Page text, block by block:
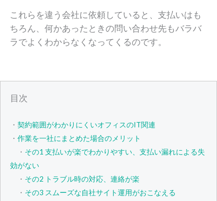
これらを違う会社に依頼していると、支払いはも
ちろん、何かあったときの問い合わせ先もバラバ
ラでよくわからなくなってくるのです。
目次
・ 契約範囲がわかりにくいオフィスのIT関連
・ 作業を一社にまとめた場合のメリット
・ その1 支払いが楽でわかりやすい、支払い漏れによる失
効がない
・ その2 トラブル時の対応、連絡が楽
・ その3 スムーズな自社サイト運用がおこなえる